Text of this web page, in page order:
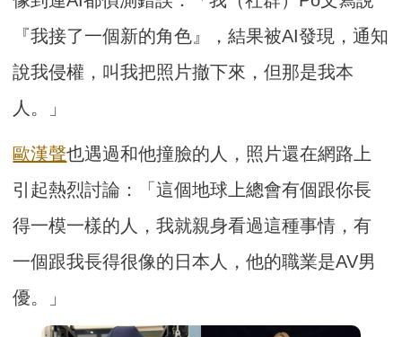
『我接了一個新的角色』，結果被AI發現，通知
說我侵權，叫我把照片撤下來，但那是我本
人。」
歐漢聲也遇過和他撞臉的人，照片還在網路上
引起熱烈討論：「這個地球上總會有個跟你長
得一模一樣的人，我就親身看過這種事情，有
一個跟我長得很像的日本人，他的職業是AV男
優。」